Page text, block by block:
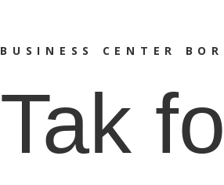
BUSINESS CENTER
Tak